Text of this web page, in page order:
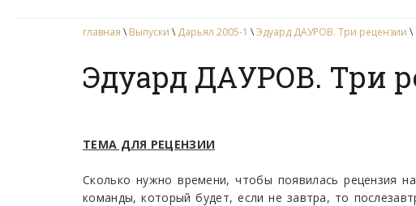
главная \ Выпуски \ Дарьял 2005-1 \Эдуард ДАУРОВ. Три рецензии \
Эдуард ДАУРОВ. Три
ТЕМА ДЛЯ РЕЦЕНЗИИ
Сколько нужно времени, чтобы появилась рецензия
команды, который будет, если не завтра, то